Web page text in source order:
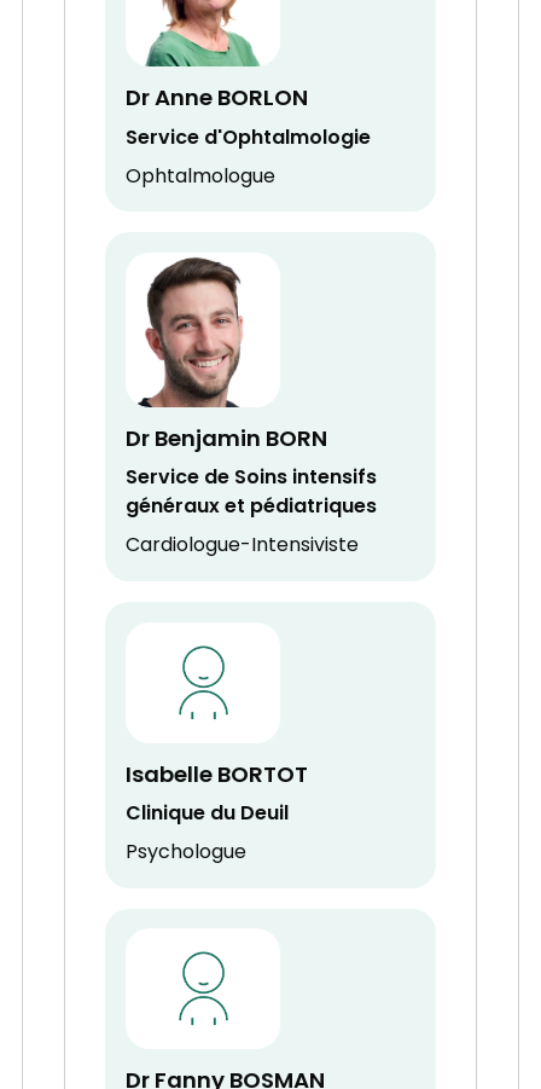
Dr Anne BORLON
Service d'Ophtalmologie
Ophtalmologue
Dr Benjamin BORN
Service de Soins intensifs
généraux et pédiatriques
Cardiologue-Intensiviste
Isabelle BORTOT
Clinique du Deuil
Psychologue